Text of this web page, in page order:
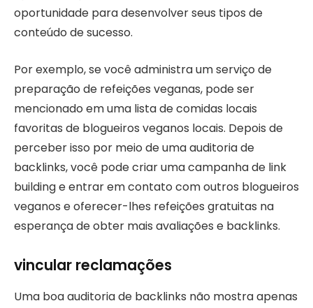
oportunidade para desenvolver seus tipos de
conteúdo de sucesso.
Por exemplo, se você administra um serviço de
preparação de refeições veganas, pode ser
mencionado em uma lista de comidas locais
favoritas de blogueiros veganos locais. Depois de
perceber isso por meio de uma auditoria de
backlinks, você pode criar uma campanha de link
building e entrar em contato com outros blogueiros
veganos e oferecer-lhes refeições gratuitas na
esperança de obter mais avaliações e backlinks.
vincular reclamações
Uma boa auditoria de backlinks não mostra apenas